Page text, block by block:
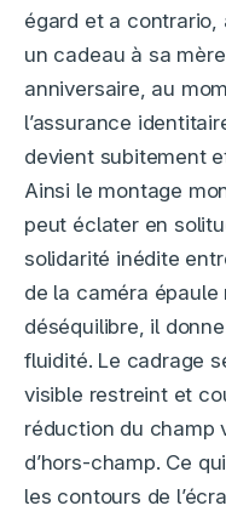
égard et a contrario,
un cadeau à sa
anniversaire, au
l’assurance
devient subitement
Ainsi le montage
peut éclater en
solidarité inédite
de la caméra
déséquilibre, il
fluidité. Le cadrage
visible restreint et
réduction du champ
d’hors-champ. Ce
les contours de